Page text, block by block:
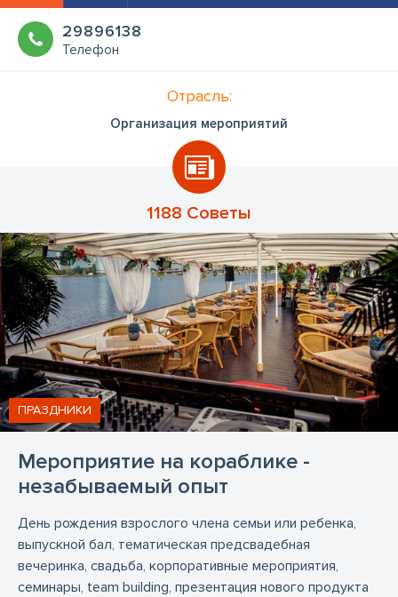
29896138
Телефон
Отрасль:
Организация мероприятий
1188 Советы
Мероприятие на кораблике -
незабываемый опыт
ПРАЗДНИКИ
День рождения взрослого члена семьи или ребенка,
выпускной бал, тематическая предсвадебная
вечеринка, свадьба, корпоративные мероприятия,
семинары, team building, презентация нового продукта